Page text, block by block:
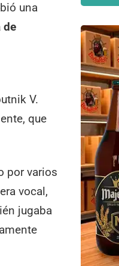
una
de
V.
que
por varios
vocal,
jugaba